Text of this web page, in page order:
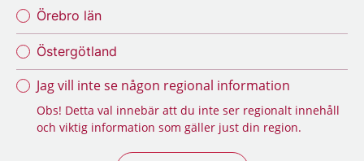
Örebro län
Östergötland
Jag vill inte se någon regional information
Obs! Detta val innebär att du inte ser regionalt innehåll
och viktig information som gäller just din region.